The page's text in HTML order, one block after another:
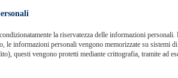
la riservatezza delle informazioni
le informazioni personali vengono memorizzate su sistemi
questi vengono protetti mediante crittografia, tramite ad